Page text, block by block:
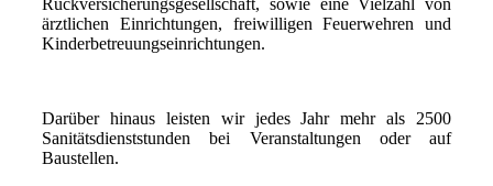
Rückversicherungsgesellschaft, sowie eine Vielzahl von
ärztlichen Einrichtungen, freiwilligen Feuerwehren und
Kinderbetreuungseinrichtungen.
Darüber hinaus leisten wir jedes Jahr mehr als 2500
Sanitätsdienststunden bei Veranstaltungen oder auf
Baustellen.